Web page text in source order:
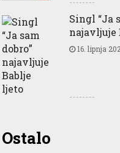
Singl “Ja
najavljuje
16. lipnja
OstaloGreencajt:
Business Good